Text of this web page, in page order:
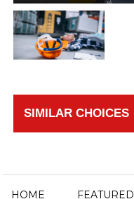
SIMILAR CHOICES
HOME FEATURED